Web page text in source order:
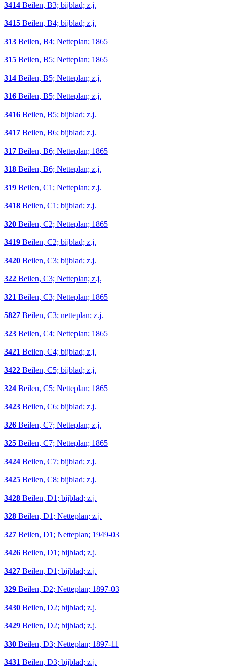
3414 Beilen, B3; bijblad; z.j.
3415 Beilen, B4; bijblad; z.j.
313 Beilen, B4; Netteplan; 1865
315 Beilen, B5; Netteplan; 1865
314 Beilen, B5; Netteplan; z.j.
316 Beilen, B5; Netteplan; z.j.
3416 Beilen, B5; bijblad; z.j.
3417 Beilen, B6; bijblad; z.j.
317 Beilen, B6; Netteplan; 1865
318 Beilen, B6; Netteplan; z.j.
319 Beilen, C1; Netteplan; z.j.
3418 Beilen, C1; bijblad; z.j.
320 Beilen, C2; Netteplan; 1865
3419 Beilen, C2; bijblad; z.j.
3420 Beilen, C3; bijblad; z.j.
322 Beilen, C3; Netteplan; z.j.
321 Beilen, C3; Netteplan; 1865
5827 Beilen, C3; netteplan; z.j.
323 Beilen, C4; Netteplan; 1865
3421 Beilen, C4; bijblad; z.j.
3422 Beilen, C5; bijblad; z.j.
324 Beilen, C5; Netteplan; 1865
3423 Beilen, C6; bijblad; z.j.
326 Beilen, C7; Netteplan; z.j.
325 Beilen, C7; Netteplan; 1865
3424 Beilen, C7; bijblad; z.j.
3425 Beilen, C8; bijblad; z.j.
3428 Beilen, D1; bijblad; z.j.
328 Beilen, D1; Netteplan; z.j.
327 Beilen, D1; Netteplan; 1949-03
3426 Beilen, D1; bijblad; z.j.
3427 Beilen, D1; bijblad; z.j.
329 Beilen, D2; Netteplan; 1897-03
3430 Beilen, D2; bijblad; z.j.
3429 Beilen, D2; bijblad; z.j.
330 Beilen, D3; Netteplan; 1897-11
3431 Beilen, D3; bijblad; z.j.